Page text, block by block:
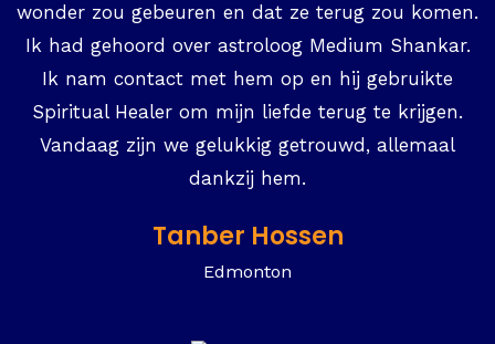
wonder zou gebeuren en dat ze terug zou komen.
Ik had gehoord over astroloog Medium Shankar.
Ik nam contact met hem op en hij gebruikte
Spiritual Healer om mijn liefde terug te krijgen.
Vandaag zijn we gelukkig getrouwd, allemaal
dankzij hem.
Tanber Hossen
Edmonton